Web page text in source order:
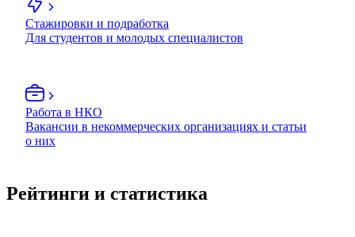
Стажировки и подработка
Для студентов и молодых специалистов
Работа в НКО
Вакансии в некоммерческих организациях и статьи
о них
Рейтинги и статистика